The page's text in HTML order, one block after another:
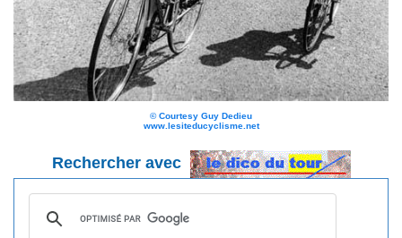
©Courtesy Guy Dedieu
www.lesiteducyclisme.net
Rechercher avec